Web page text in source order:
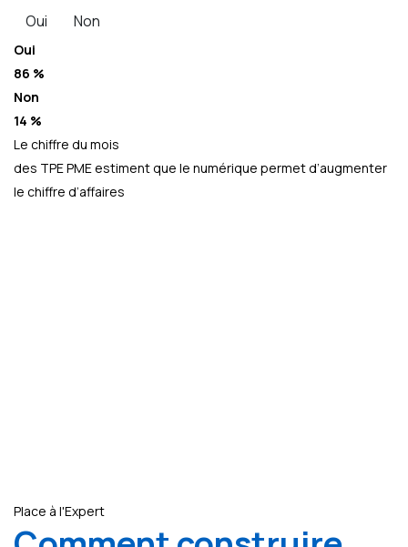
Oui Non
Oui
86 %
Non
14 %
Le chiffre du mois
des TPE PME estiment que le numérique permet d’augmenter
le chiffre d’affaires
Place à l'Expert